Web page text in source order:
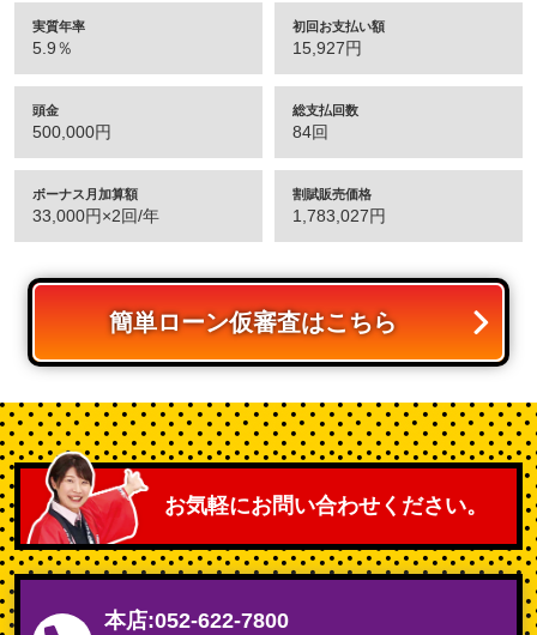
実質年率
5.9％
初回お支払い額
15,927円
頭金
500,000円
総支払回数
84回
ボーナス月加算額
33,000円×2回/年
割賦販売価格
1,783,027円
簡単ローン仮審査はこちら
お気軽にお問い合わせください。
本店:052-622-7800